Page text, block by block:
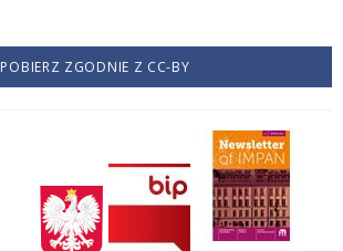
POBIERZ ZGODNIE Z CC-BY